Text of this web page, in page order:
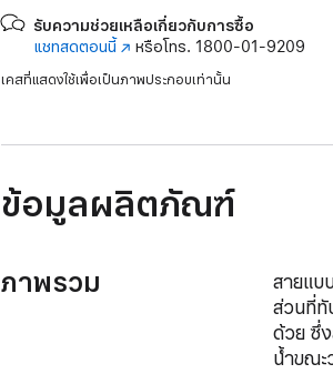
รับความช่วยเหลือเกี่ยวกับการซื้อ
แชทสดตอนนี้(เปิด
หน้าต่าง
หรือโทร. 1800-01-9209
เคสที่แสดงใช้เพื่อเป็นภาพประกอบเท่านั้น
ข้อมูลผลิตภัณฑ์
ภาพรวม
สายแบ
ส่วนที่ทั
ด้วย ซึ่
น้ำขณะ